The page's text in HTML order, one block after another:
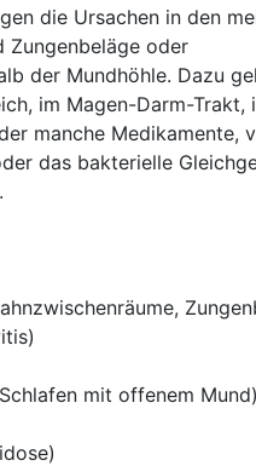
die Ursachen in den
Zungenbeläge oder
der Mundhöhle. Dazu
im Magen-Darm-Trakt,
manche Medikamente,
das bakterielle
mit offenem Mund)